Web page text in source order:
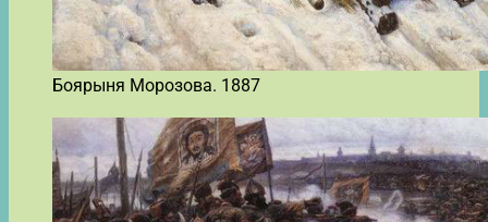
Боярыня Морозова. 1887